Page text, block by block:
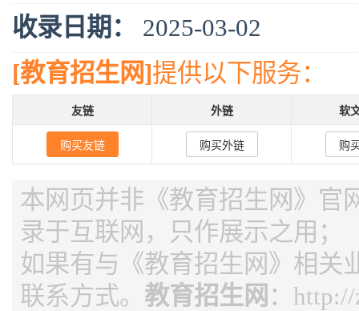
收录日期：
2025-03-02
[教育招生网]提供以下服务：
友链 外链 软
购买友链 购买外链 购
本网页并非《教育招生网》官
录于互联网，只作展示之用；
如果有与《教育招生网》相关
联系方式。 教育招生网 ： http://